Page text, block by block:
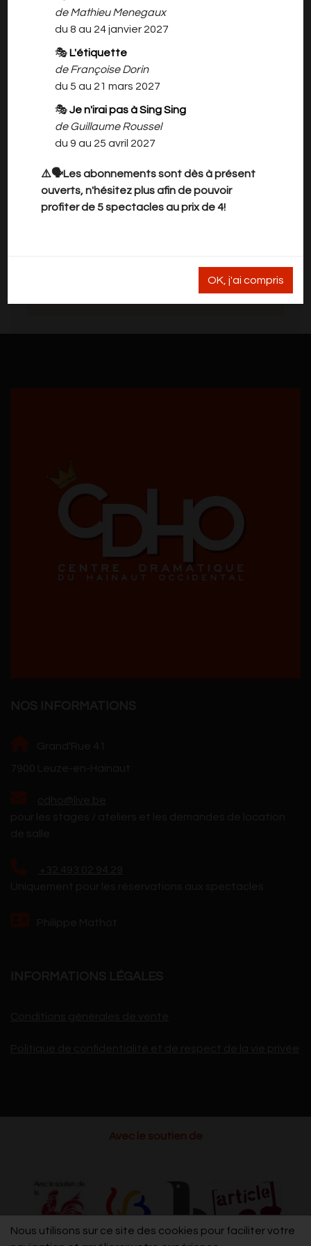
de Mathieu Menegaux
du 8 au 24 janvier 2027
🎭 L'étiquette
de Françoise Dorin
du 5 au 21 mars 2027
🎭Je n'irai pas à Sing Sing
de Guillaume Roussel
du 9 au 25 avril 2027
⚠️🗣️Les abonnements sont dès à présent
ouverts, n'hésitez plus afin de pouvoir
profiter de 5 spectacles au prix de 4!
OK, j'ai compris
Nous utilisons sur ce site des cookies pour faciliter votre
notre temps.
Une guitare c’est fait avec des cordes et du
un pont, un pont entre les vivants, tous les
vivants dans leurs belles et riches diversités.
un plein de vie.
Extrait du « Livre d’or » de
www.christianbecart.be :
aimé, nous avons chanté : merci ! »
Discographie et infos : www.christianbecart.be
Il n'y a rien à vous proposer pour l'instant.
Avec le soutien de